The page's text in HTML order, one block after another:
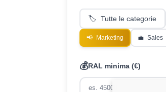
🏷️ Tutte le categorie
📢 Marketing 💼 Sales
💰RAL minima (€)